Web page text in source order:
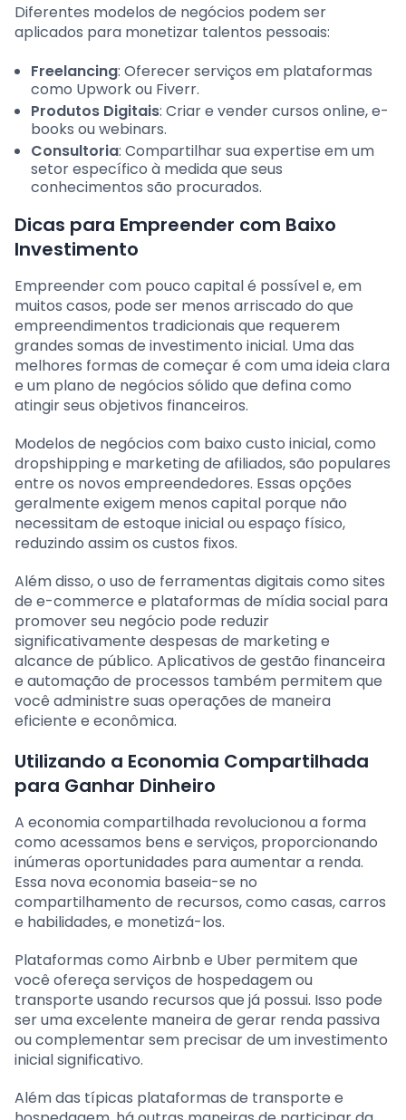
Diferentes modelos de negócios podem ser
aplicados para monetizar talentos pessoais:
Freelancing: Oferecer serviços em plataformas
como Upwork ou Fiverr.
Produtos Digitais: Criar e vender cursos online, e-
books ou webinars.
Consultoria: Compartilhar sua expertise em um
setor específico à medida que seus
conhecimentos são procurados.
Dicas para Empreender com Baixo
Investimento
Empreender com pouco capital é possível e, em
muitos casos, pode ser menos arriscado do que
empreendimentos tradicionais que requerem
grandes somas de investimento inicial. Uma das
melhores formas de começar é com uma ideia clara
e um plano de negócios sólido que defina como
atingir seus objetivos financeiros.
Modelos de negócios com baixo custo inicial, como
dropshipping e marketing de afiliados, são populares
entre os novos empreendedores. Essas opções
geralmente exigem menos capital porque não
necessitam de estoque inicial ou espaço físico,
reduzindo assim os custos fixos.
Além disso, o uso de ferramentas digitais como sites
de e-commerce e plataformas de mídia social para
promover seu negócio pode reduzir
significativamente despesas de marketing e
alcance de público. Aplicativos de gestão financeira
e automação de processos também permitem que
você administre suas operações de maneira
eficiente e econômica.
Utilizando a Economia Compartilhada
para Ganhar Dinheiro
A economia compartilhada revolucionou a forma
como acessamos bens e serviços, proporcionando
inúmeras oportunidades para aumentar a renda.
Essa nova economia baseia-se no
compartilhamento de recursos, como casas, carros
e habilidades, e monetizá-los.
Plataformas como Airbnb e Uber permitem que
você ofereça serviços de hospedagem ou
transporte usando recursos que já possui. Isso pode
ser uma excelente maneira de gerar renda passiva
ou complementar sem precisar de um investimento
inicial significativo.
Além das típicas plataformas de transporte e